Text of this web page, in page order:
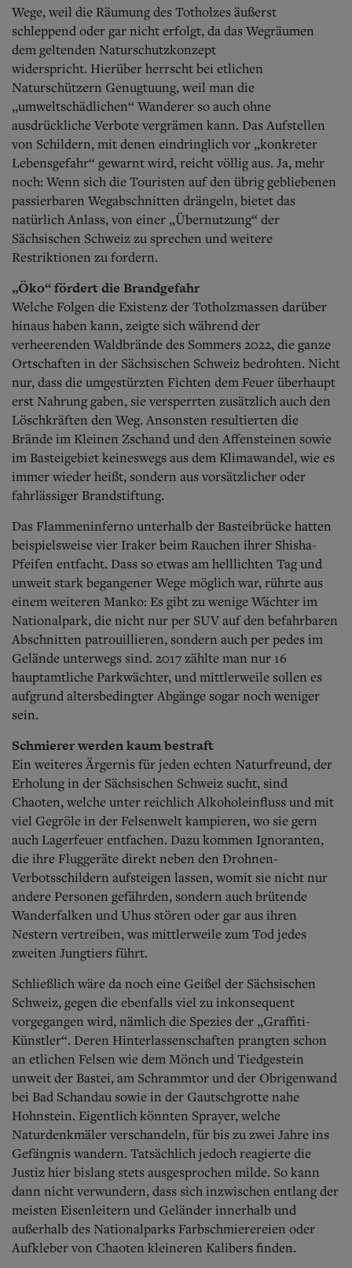
Wege, weil die Räumung des Totholzes äußerst
schleppend oder gar nicht erfolgt, da das Wegräumen
dem geltenden Naturschutzkonzept
widerspricht. Hierüber herrscht bei etlichen
Naturschützern Genugtuung, weil man die
„umweltschädlichen“ Wanderer so auch ohne
ausdrückliche Verbote vergrämen kann. Das Aufstellen
von Schildern, mit denen eindringlich vor „konkreter
Lebensgefahr“ gewarnt wird, reicht völlig aus. Ja, mehr
noch: Wenn sich die Touristen auf den übrig gebliebenen
passierbaren Wegabschnitten drängeln, bietet das
natürlich Anlass, von einer „Übernutzung“ der
Sächsischen Schweiz zu sprechen und weitere
Restriktionen zu fordern.
„Öko“ fördert die Brandgefahr
Welche Folgen die Existenz der Totholzmassen darüber
hinaus haben kann, zeigte sich während der
verheerenden Waldbrände des Sommers 2022, die ganze
Ortschaften in der Sächsischen Schweiz bedrohten. Nicht
nur, dass die umgestürzten Fichten dem Feuer überhaupt
erst Nahrung gaben, sie versperrten zusätzlich auch den
Löschkräften den Weg. Ansonsten resultierten die
Brände im Kleinen Zschand und den Affensteinen sowie
im Basteigebiet keineswegs aus dem Klimawandel, wie es
immer wieder heißt, sondern aus vorsätzlicher oder
fahrlässiger Brandstiftung.
Das Flammeninferno unterhalb der Basteibrücke hatten
beispielsweise vier Iraker beim Rauchen ihrer Shisha-
Pfeifen entfacht. Dass so etwas am helllichten Tag und
unweit stark begangener Wege möglich war, rührte aus
einem weiteren Manko: Es gibt zu wenige Wächter im
Nationalpark, die nicht nur per SUV auf den befahrbaren
Abschnitten patrouillieren, sondern auch per pedes im
Gelände unterwegs sind. 2017 zählte man nur 16
hauptamtliche Parkwächter, und mittlerweile sollen es
aufgrund altersbedingter Abgänge sogar noch weniger
sein.
Schmierer werden kaum bestraft
Ein weiteres Ärgernis für jeden echten Naturfreund, der
Erholung in der Sächsischen Schweiz sucht, sind
Chaoten, welche unter reichlich Alkoholeinfluss und mit
viel Gegröle in der Felsenwelt kampieren, wo sie gern
auch Lagerfeuer entfachen. Dazu kommen Ignoranten,
die ihre Fluggeräte direkt neben den Drohnen-
Verbotsschildern aufsteigen lassen, womit sie nicht nur
andere Personen gefährden, sondern auch brütende
Wanderfalken und Uhus stören oder gar aus ihren
Nestern vertreiben, was mittlerweile zum Tod jedes
zweiten Jungtiers führt.
Schließlich wäre da noch eine Geißel der Sächsischen
Schweiz, gegen die ebenfalls viel zu inkonsequent
vorgegangen wird, nämlich die Spezies der „Graffiti-
Künstler“. Deren Hinterlassenschaften prangten schon
an etlichen Felsen wie dem Mönch und Tiedgestein
unweit der Bastei, am Schrammtor und der Obrigenwand
bei Bad Schandau sowie in der Gautschgrotte nahe
Hohnstein. Eigentlich könnten Sprayer, welche
Naturdenkmäler verschandeln, für bis zu zwei Jahre ins
Gefängnis wandern. Tatsächlich jedoch reagierte die
Justiz hier bislang stets ausgesprochen milde. So kann
dann nicht verwundern, dass sich inzwischen entlang der
meisten Eisenleitern und Geländer innerhalb und
außerhalb des Nationalparks Farbschmierereien oder
Aufkleber von Chaoten kleineren Kalibers finden.